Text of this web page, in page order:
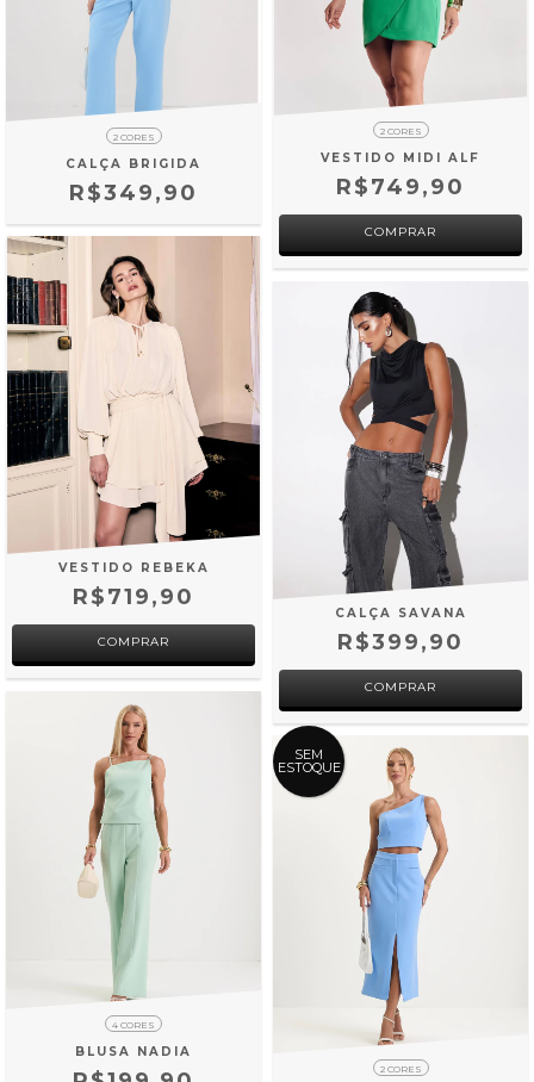
2 CORES
CALÇA BRIGIDA
R$349,90
2 CORES
VESTIDO MIDI ALF
R$749,90
COMPRAR
VESTIDO REBEKA
R$719,90
COMPRAR
CALÇA SAVANA
R$399,90
COMPRAR
4 CORES
BLUSA NADIA
SEM
ESTOQUE
2 CORES